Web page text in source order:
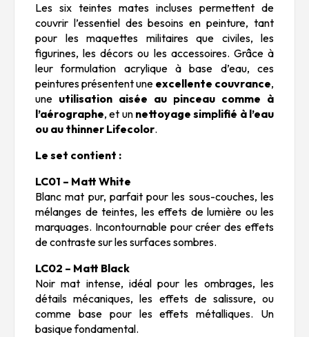
Les six teintes mates incluses permettent de
couvrir l’essentiel des besoins en peinture, tant
pour les maquettes militaires que civiles, les
figurines, les décors ou les accessoires. Grâce à
leur formulation acrylique à base d’eau, ces
peintures présentent une excellente couvrance,
une utilisation aisée au pinceau comme à
l’aérographe, et un nettoyage simplifié à l’eau
ou au thinner Lifecolor.
Le set contient :
LC01 – Matt White
Blanc mat pur, parfait pour les sous-couches, les
mélanges de teintes, les effets de lumière ou les
marquages. Incontournable pour créer des effets
de contraste sur les surfaces sombres.
LC02 – Matt Black
Noir mat intense, idéal pour les ombrages, les
détails mécaniques, les effets de salissure, ou
comme base pour les effets métalliques. Un
basique fondamental.